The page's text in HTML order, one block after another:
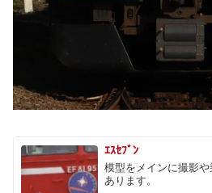
ｴｽｾﾌﾞﾝ
模型をメインに撮影
あります。